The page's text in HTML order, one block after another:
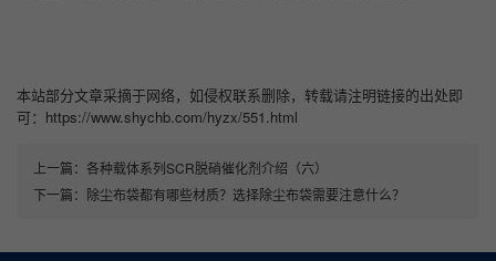
本站部分文章采摘于网络，如侵权联系删除，转载请注明链接的出处即
可：https://www.shychb.com/hyzx/551.html
上一篇： 各种载体系列SCR脱硝催化剂介绍（六）
下一篇： 除尘布袋都有哪些材质？选择除尘布袋需要注意什么？